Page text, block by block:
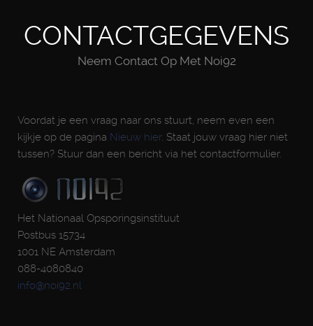
CONTACTGEGEVENS
Neem Contact Op Met Noi92
Voordat je een vraag naar ons stuurt, neem even een
kijkje op de pagina Nieuw hier. Staat jouw vraag hier niet
tussen? Stuur dan een bericht via het contactformulier.
Het Nationaal Opsporingsinstituut
Postbus 15734
1001 NE Amsterdam
088-4080840
info@noi92.nl